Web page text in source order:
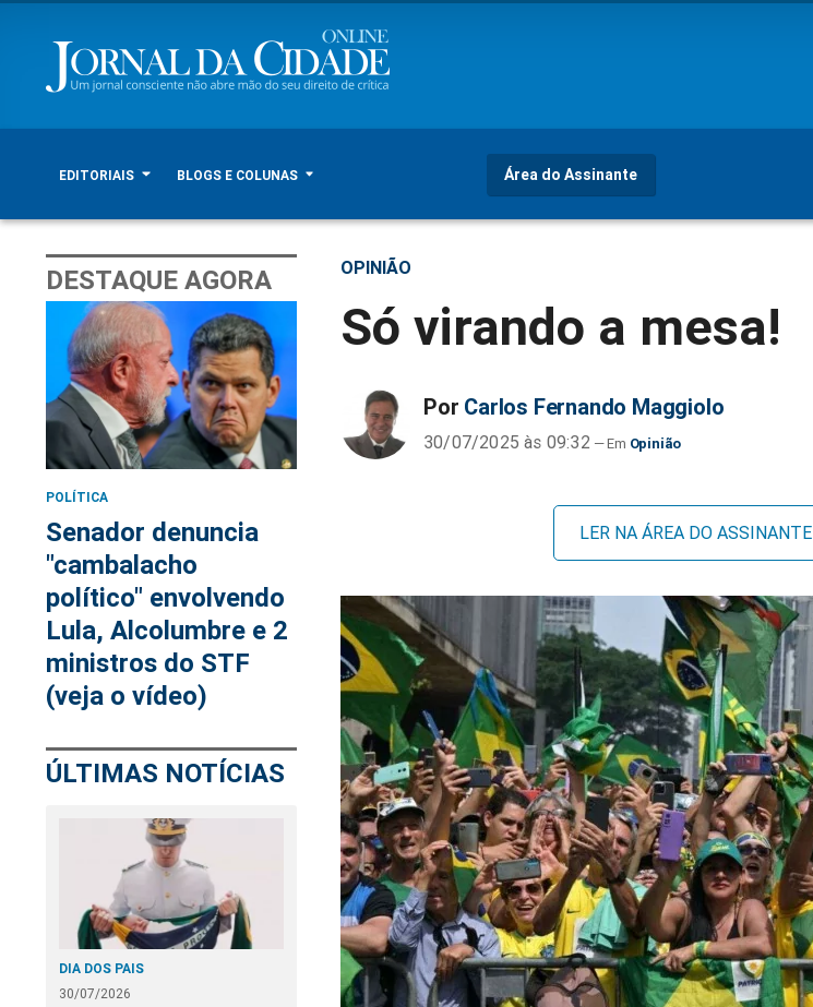
EDITORIAIS BLOGS E COLUNAS Área do Assinante
DESTAQUE AGORA
POLÍTICA
Senador denuncia
"cambalacho
político" envolvendo
Lula, Alcolumbre e 2
ministros do STF
(veja o vídeo)
ÚLTIMAS NOTÍCIAS
DIA DOS PAIS
30/07/2026
OPINIÃO
Só virando a mesa!
Por Carlos Fernando Maggiolo
30/07/2025 às 09:32 Opinião
LER NA ÁREA DO ASSINANTE